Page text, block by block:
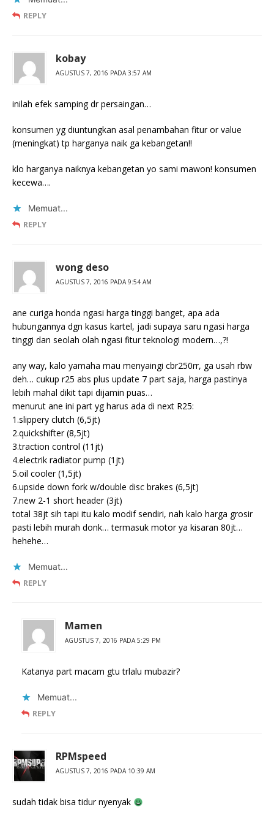
REPLY
kobay
AGUSTUS 7, 2016 PADA 3:57 AM
inilah efek samping dr persaingan…
konsumen yg diuntungkan asal penambahan fitur or value
(meningkat) tp harganya naik ga kebangetan!!
klo harganya naiknya kebangetan yo sami mawon! konsumen
kecewa….
Memuat...
REPLY
wong deso
AGUSTUS 7, 2016 PADA 9:54 AM
ane curiga honda ngasi harga tinggi banget, apa ada
hubungannya dgn kasus kartel, jadi supaya saru ngasi harga
tinggi dan seolah olah ngasi fitur teknologi modern…,?!
any way, kalo yamaha mau menyaingi cbr250rr, ga usah rbw
deh… cukup r25 abs plus update 7 part saja, harga pastinya
lebih mahal dikit tapi dijamin puas…
menurut ane ini part yg harus ada di next R25:
1.slippery clutch (6,5jt)
2.quickshifter (8,5jt)
3.traction control (11jt)
4.electrik radiator pump (1jt)
5.oil cooler (1,5jt)
6.upside down fork w/double disc brakes (6,5jt)
7.new 2-1 short header (3jt)
total 38jt sih tapi itu kalo modif sendiri, nah kalo harga grosir
pasti lebih murah donk… termasuk motor ya kisaran 80jt…
hehehe…
Memuat...
REPLY
Mamen
AGUSTUS 7, 2016 PADA 5:29 PM
Katanya part macam gtu trlalu mubazir?
Memuat...
REPLY
RPMspeed
AGUSTUS 7, 2016 PADA 10:39 AM
sudah tidak bisa tidur nyenyak